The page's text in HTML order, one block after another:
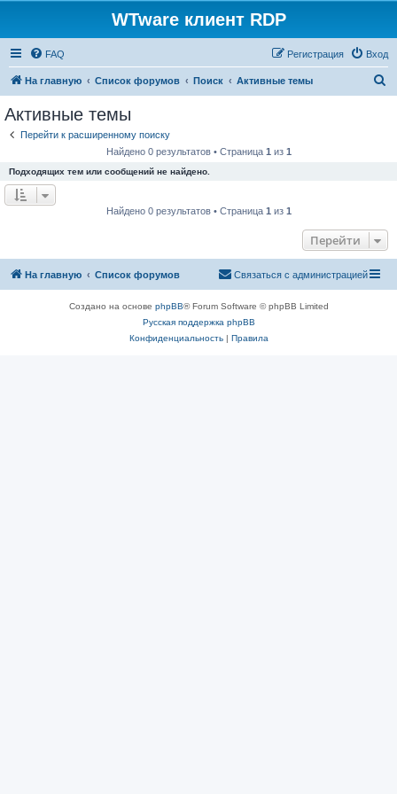
WTware клиент RDP
FAQ Вход
Регистрация
На главную Список форумов Поиск Активные темы
Активные темы
Перейти к расширенному поиску
Найдено 0 результатов • Страница 1 из 1
Подходящих тем или сообщений не найдено.
Найдено 0 результатов • Страница 1 из 1
Перейти
На главную Список форумов Связаться с администрацией
Создано на основе phpBB® Forum Software © phpBB Limited
Русская поддержка phpBB
Конфиденциальность| Правила